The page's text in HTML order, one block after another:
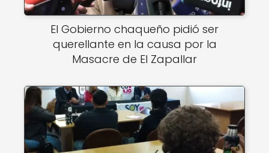
El Gobierno chaqueño pidió ser
querellante en la causa por la
Masacre de El Zapallar